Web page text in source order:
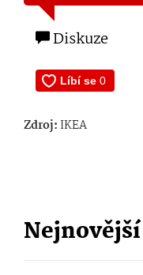
Diskuze
Zdroj:IKEA